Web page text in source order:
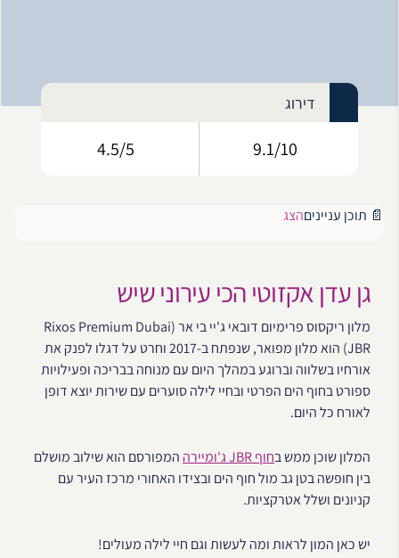
דירוג
9.1/10
4.5/5
📄 תוכן ענייניםהצג
גן עדן אקזוטי הכי עירוני שיש
מלון ריקסוס פרימיום דובאי ג'יי בי אר (Rixos Premium Dubai
JBR) הוא מלון מפואר, שנפתח ב-2017 וחרט על דגלו לפנק את
אורחיו בשלווה וברוגע במהלך היום עם מנוחה בבריכה ופעילויות
ספורט בחוף הים הפרטי ובחיי לילה סוערים עם שירות יוצא דופן
לאורח כל היום.
המלון שוכן ממש בחוף JBR ג'ומיירה
המפורסם הוא שילוב מושלם
בין חופשה בטן גב מול חוף הים ובצידו האחורי מרכז העיר עם
קניונים ושלל אטרקציות.
יש כאן המון לראות ומה לעשות וגם חיי לילה מעולים!